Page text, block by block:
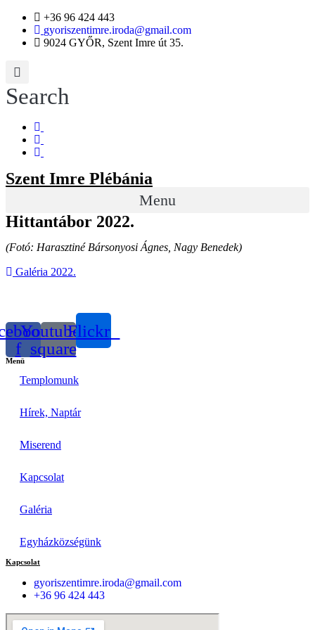
+36 96 424 443
gyoriszentimre.iroda@gmail.com
9024 GYŐR, Szent Imre út 35.
Search
Szent Imre Plébánia
Menu
Hittantábor 2022.
(Fotó: Harasztiné Bársonyosi Ágnes, Nagy Benedek)
Galéria 2022.
f
Youtube-
square
Flickr
Menü
Templomunk
Hírek, Naptár
Miserend
Kapcsolat
Galéria
Egyházközségünk
Kapcsolat
gyoriszentimre.iroda@gmail.com
+36 96 424 443